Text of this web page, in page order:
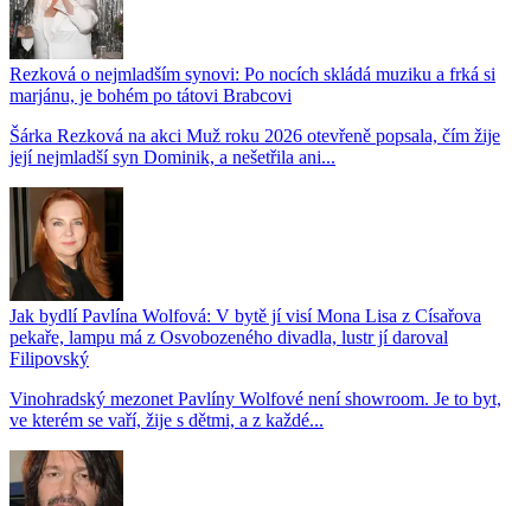
Rezková o nejmladším synovi: Po nocích skládá muziku a frká si
marjánu, je bohém po tátovi Brabcovi
Šárka Rezková na akci Muž roku 2026 otevřeně popsala, čím žije
její nejmladší syn Dominik, a nešetřila ani...
Jak bydlí Pavlína Wolfová: V bytě jí visí Mona Lisa z Císařova
pekaře, lampu má z Osvobozeného divadla, lustr jí daroval
Filipovský
Vinohradský mezonet Pavlíny Wolfové není showroom. Je to byt,
ve kterém se vaří, žije s dětmi, a z každé...